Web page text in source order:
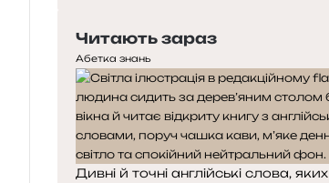
Читають зараз
Абетка знань
Дивні й точні англійські слова, яких